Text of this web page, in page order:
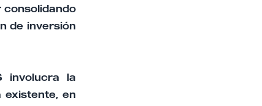
consolidando
de inversión
involucra la
existente, en